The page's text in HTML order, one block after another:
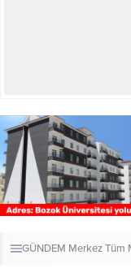
GÜNDEM MerkezTüm